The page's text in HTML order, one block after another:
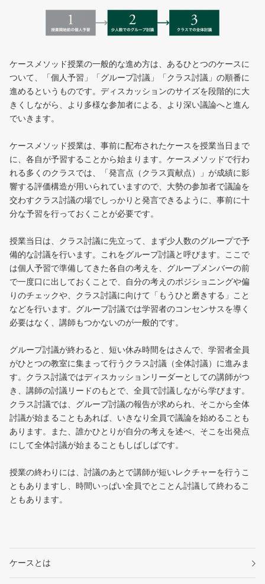
ケースメソッド授業の一般的な進め方は、あるひとつのケースに
ついて、「個人予習」「グループ討議」「クラス討議」の順番に
進めるというものです。ディスカッションのサイズを段階的に大
きくしながら、より多様な参加者による、より深い議論へと進ん
でいきます。
ケースメソッド授業は、事前に配布されたケースを授業当日まで
に、各自が予習することから始まります。ケースメソッドで行わ
れる多くのクラスでは、「発言点（クラス貢献点）」が成績に影
響する評価構造が用いられていますので、大勢の参加者で議論を
交わすクラス討議の場でしっかりと発言できるように、事前に十
分な予習を行っておくことが必要です。
授業当日は、クラス討議に先立って、まず少人数のグループで予
備的な討議を行います。これをグループ討議と呼びます。ここで
は個人予習で準備してきた各自の考えを、グループメンバーの前
で一度口に出しておくことで、自分の考えのポジショニングや偏
りのチェックや、クラス討議に向けて「もうひと磨きする」こと
などを行います。グループ討議では学習者のコンセンサスを導く
必要はなく、講師もつかないのが一般的です。
グループ討議が終わると、短い休み時間をはさんで、学習者全員
がひとつの教室に集まって行うクラス討議（全体討議）に進みま
す。クラス討議ではディスカッションリーダーとしての講師がつ
き、講師の討議リードのもとで、全員で討議しながら学びます。
クラス討議では、グループ討議の報告が求められ、そこから全体
討議が始まることもあれば、いきなり全員で議論を始めることも
あります。また、誰かひとりが自分の考えを述べ、そこを出発点
にして全体討議が始まることもしばしばです。
授業の終わりには、討議のあとで講師が短いレクチャーを行うこ
ともありますし、時間いっぱい全員でとことん討議して終わるこ
ともあります。
ケースとは